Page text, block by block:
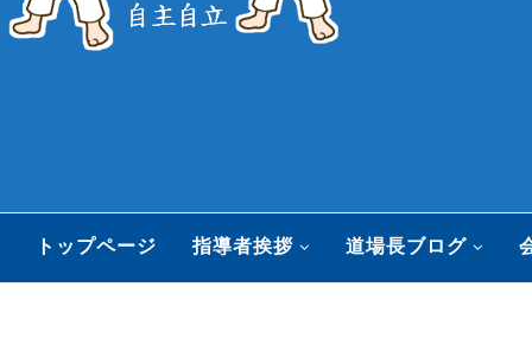
トップページ 指導者挨拶 道場長ブログ